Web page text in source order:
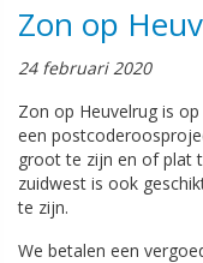
Zon op
24 februari 2020
Zon op Heuvelrug is
een
groot te zijn en of plat
zuidwest is ook
te zijn.
We betalen een